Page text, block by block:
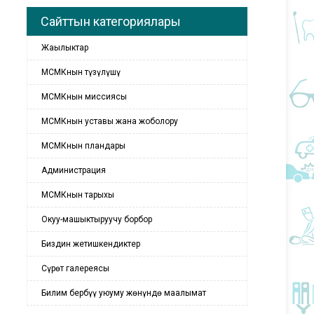
Сайттын категориялары
Жаңылыктар
МСМКнын түзүлүшү
МСМКнын миссиясы
МСМКнын уставы жана жоболору
МСМКнын пландары
Администрация
МСМКнын тарыхы
Окуу-машыктыруучу борбор
Биздин жетишкендиктер
Сүрөт галереясы
Билим бербүү уюуму жөнүндө маалымат